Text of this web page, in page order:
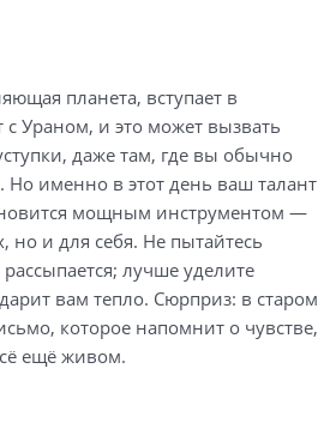
планета, вступает в
Ураном, и это может вызвать
даже там, где вы обычно
Но именно в этот день ваш талант
мощным инструментом —
но и для себя. Не пытайтесь
лучше уделите
вам тепло. Сюрприз: в старом
которое напомнит о чувстве,
ещё живом.